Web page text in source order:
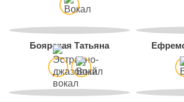
Боярская Татьяна